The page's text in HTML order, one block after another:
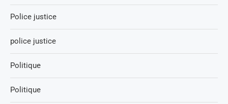
Police justice
police justice
Politique
Politique